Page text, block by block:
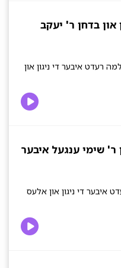
און בדחן ר' יעקב
רעדט איבער די ניגון און
ר' שימי ענגעל איבער
איבער די ניגון און אלעס